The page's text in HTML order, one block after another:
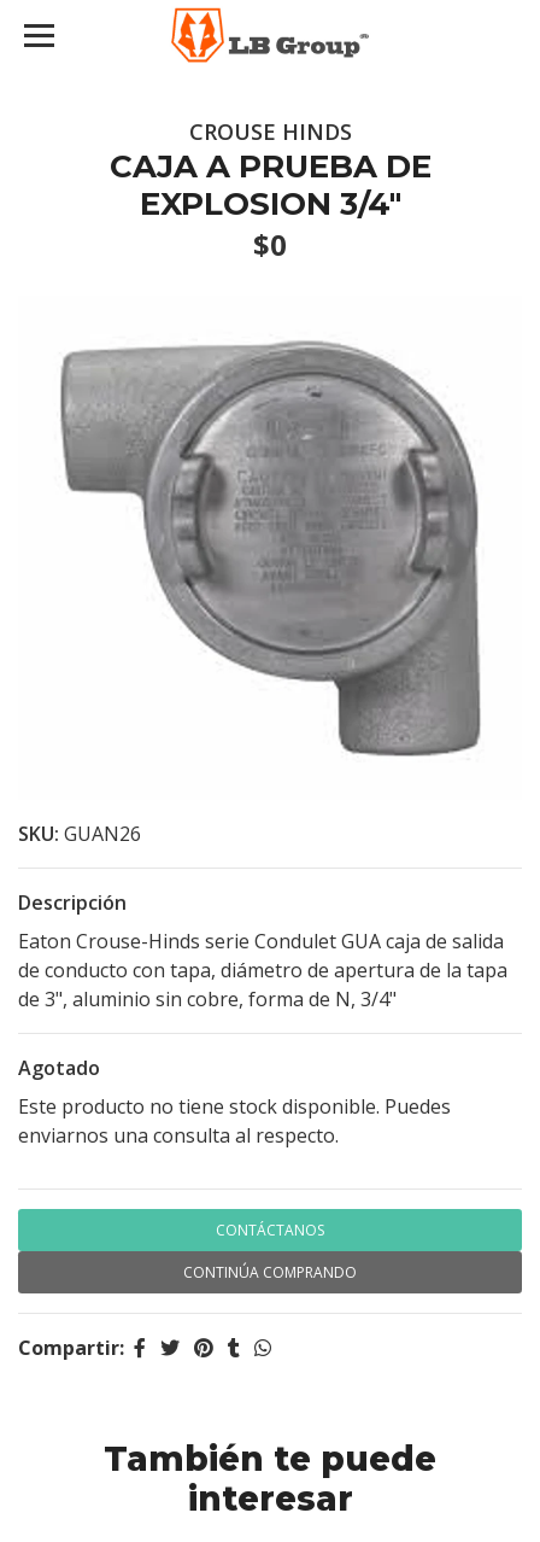
CROUSE HINDS
CAJA A PRUEBA DE
EXPLOSION 3/4"
$0
SKU: GUAN26
Descripción
Eaton Crouse-Hinds serie Condulet GUA caja de salida
de conducto con tapa, diámetro de apertura de la tapa
de 3", aluminio sin cobre, forma de N, 3/4"
Agotado
Este producto no tiene stock disponible. Puedes
enviarnos una consulta al respecto.
CONTÁCTANOS
CONTINÚA COMPRANDO
Compartir:
También te puede
interesar